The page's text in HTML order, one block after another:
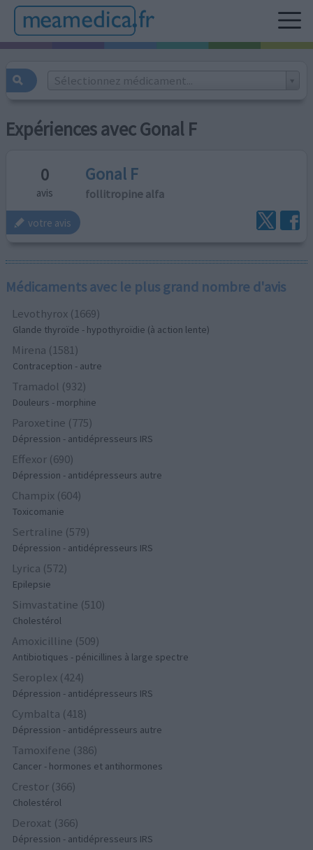
Sélectionnez médicament...
Expériences avec Gonal F
0
avis
Gonal F
follitropine alfa
votre avis
Médicaments avec le plus grand nombre d'avis
Levothyrox (1669)
Glande thyroïde - hypothyroïdie (à action lente)
Mirena (1581)
Contraception - autre
Tramadol (932)
Douleurs - morphine
Paroxetine (775)
Dépression - antidépresseurs IRS
Effexor (690)
Dépression - antidépresseurs autre
Champix (604)
Toxicomanie
Sertraline (579)
Dépression - antidépresseurs IRS
Lyrica (572)
Epilepsie
Simvastatine (510)
Cholestérol
Amoxicilline (509)
Antibiotiques - pénicillines à large spectre
Seroplex (424)
Dépression - antidépresseurs IRS
Cymbalta (418)
Dépression - antidépresseurs autre
Tamoxifene (386)
Cancer - hormones et antihormones
Crestor (366)
Cholestérol
Deroxat (366)
Dépression - antidépresseurs IRS